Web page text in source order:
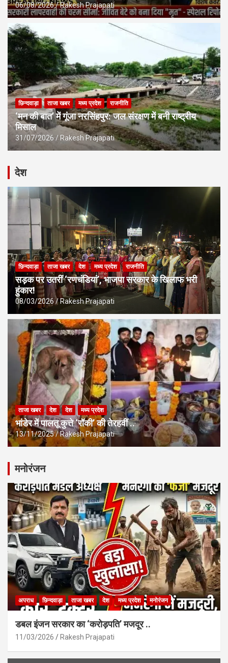
06/08/2026 Rakesh Prajapati
छिन्दवाड़ा ताजा खबर मध्य प्रदेश राजनीति
‘मन की बात’ में गूंजा नरसिंहपुर: जल संरक्षण में बनी राष्ट्रीय
मिसाल
31/07/2026 Rakesh Prajapati
देश
छिन्दवाड़ा ताजा खबर देश मध्य प्रदेश राजनीति
सड़क पर उतरीं ‘रणचंडियां’, भाजपा सरकार के खिलाफ भरी
हुंकार!
08/03/2026 Rakesh Prajapati
ताजा खबर देश देश मध्य प्रदेश
भांडेर में पालतू कुत्ते ‘रॉकी’ की तेरहवीं ..
13/11/2025 Rakesh Prajapati
मनोरंजन
अपराध छिन्दवाड़ा ताजा खबर देश मध्य प्रदेश मनोरंजन
डबल इंजन सरकार का ‘करोड़पति’ मजदूर ..
11/03/2026 Rakesh Prajapati